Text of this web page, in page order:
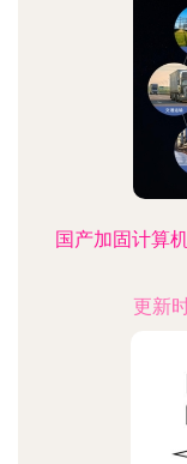
国产加固计算
更新